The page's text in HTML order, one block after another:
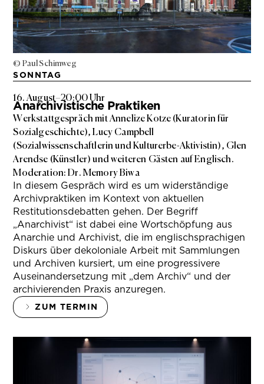
© Paul Schimweg
SONNTAG
16. August–20:00 Uhr
Anarchivistische Praktiken
Werkstattgespräch mit Annelize Kotze (Kuratorin für
Sozialgeschichte), Lucy Campbell
(Sozialwissenschaftlerin und Kulturerbe-Aktivistin), Glen
Arendse (Künstler) und weiteren Gästen auf Englisch.
Moderation: Dr. Memory Biwa
In diesem Gespräch wird es um widerständige
Archivpraktiken im Kontext von aktuellen
Restitutionsdebatten gehen. Der Begriff
„Anarchivist“ ist dabei eine Wortschöpfung aus
Anarchie und Archivist, die im englischsprachigen
Diskurs über dekoloniale Arbeit mit Sammlungen
und Archiven kursiert, um eine progressivere
Auseinandersetzung mit „dem Archiv“ und der
archivierenden Praxis anzuregen.
ZUM TERMIN